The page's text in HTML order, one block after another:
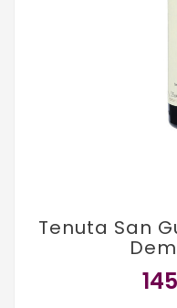
Tenuta San